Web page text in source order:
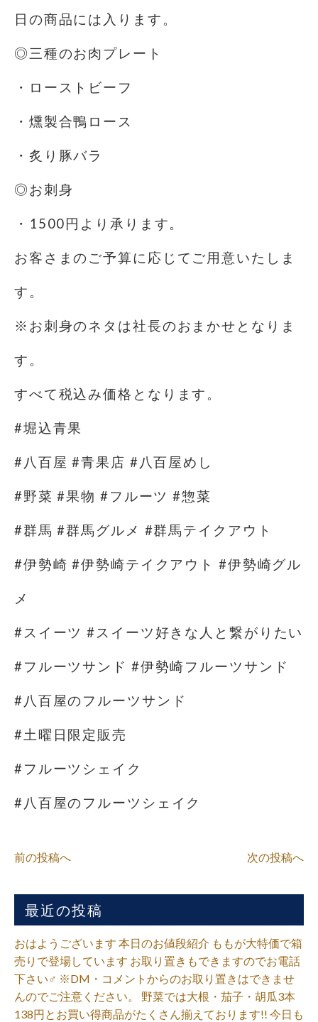
日の商品には入ります。
◎三種のお肉プレート
・ローストビーフ
・燻製合鴨ロース
・炙り豚バラ
◎お刺身
・1500円より承ります。
お客さまのご予算に応じてご用意いたしま
す。
※お刺身のネタは社長のおまかせとなりま
す。
すべて税込み価格となります。
#堀込青果
#八百屋 #青果店 #八百屋めし
#野菜 #果物 #フルーツ #惣菜
#群馬 #群馬グルメ #群馬テイクアウト
#伊勢崎 #伊勢崎テイクアウト #伊勢崎グル
メ
#スイーツ #スイーツ好きな人と繋がりたい
#フルーツサンド #伊勢崎フルーツサンド
#八百屋のフルーツサンド
#土曜日限定販売
#フルーツシェイク
#八百屋のフルーツシェイク
前の投稿へ 次の投稿へ
最近の投稿
おはようございます 本日のお値段紹介 ももが大特価で箱
売りで登場しています お取り置きもできますのでお電話
下さい‍♂️ ※DM・コメントからのお取り置きはできませ
んのでご注意ください。 野菜では大根・茄子・胡瓜3本
138円とお買い得商品がたくさん揃えております!! 今日も